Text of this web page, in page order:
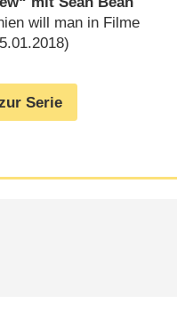
will man in Filme
)
Serie